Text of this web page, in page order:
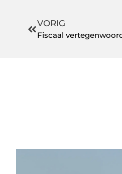
VORIG
Fiscaal